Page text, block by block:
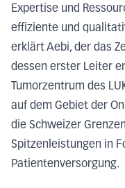
Expertise und
effiziente und
erklärt Aebi, der das
dessen erster Leiter
Tumorzentrum des
auf dem Gebiet der
die Schweizer
Spitzenleistungen in
Patientenversorgung.